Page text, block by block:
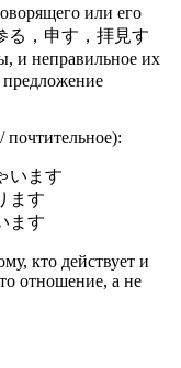
или его
る，申す，拝見す
и неправильное их
предложение
います
ます
ます
кто действует и
отношение, а не